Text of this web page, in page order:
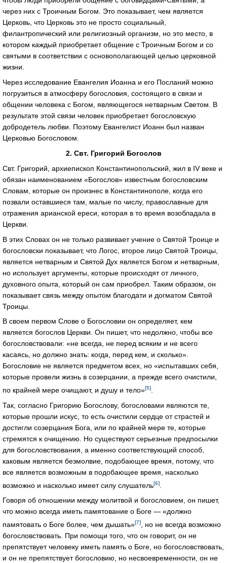
через них с Троичным Богом. Это показывает, чем является
Церковь, что Церковь это не просто социальный,
филантропический или религиозный организм, но это место, в
котором каждый приобретает общение с Троичным Богом и со
святыми в соответствии с основополагающей целью церковной
жизни.
Через исследование Евангелия Иоанна и его Посланий можно
погрузиться в атмосферу богословия, состоящего в связи и
общении человека с Богом, являющегося нетварным Светом. В
результате этой связи человек приобретает богословскую
добродетель любви. Поэтому Евангелист Иоанн был назван
Церковью Богословом.
2. Свт. Григорий Богослов
Свт. Григорий, архиепископ Константинопольский, жил в IV веке и
обязан наименованием «Богослов» известным богословским
Словам, которые он произнес в Константинополе, когда его
позвали оставшиеся там, малые по числу, православные для
отражения арианской ереси, которая в то время возобладала в
Церкви.
В этих Словах он не только развивает учение о Святой Троице и
богословски показывает, что Логос, второе лицо Святой Троицы,
является нетварным и Святой Дух является Богом и нетварным,
но использует аргументы, которые происходят от личного,
духовного опыта, который он сам приобрел. Таким образом, он
показывает связь между опытом благодати и догматом Святой
Троицы.
В своем первом Слове о Богословии он определяет, кем
является богослов Церкви. Он пишет, что недолжно, чтобы все
богословствовали: «не всегда, не перед всяким и не всего
касаясь, но должно знать: когда, перед кем, и сколько».
Богословие не является предметом всех, но «испытавших себя,
которые провели жизнь в созерцании, а прежде всего очистили,
по крайней мере очищают, и душу и тело»[5]
Так, согласно Григорию Богослову, богословами являются те,
которые прошли искус, то есть очистили сердце от страстей и
достигли созерцания Бога, или по крайней мере те, которые
стремятся к очищению. Но существуют серьезные предпосылки
для богословствования, а именно соответствующий способ,
каковым является безмолвие, подобающее время, потому, что
все является возможным в подобающее время, насколько
возможно и насколько имеет силу слушатель[6]
Говоря об отношении между молитвой и богословием, он пишет,
что можно всегда иметь памятование о Боге — «должно
памятовать о Боге более, чем дышать»[7], но не всегда возможно
богословствовать. При помощи того, что он говорит, он не
препятствует человеку иметь память о Боге, но богословствовать,
и он не препятствует богословию, но несвоевременности, он не